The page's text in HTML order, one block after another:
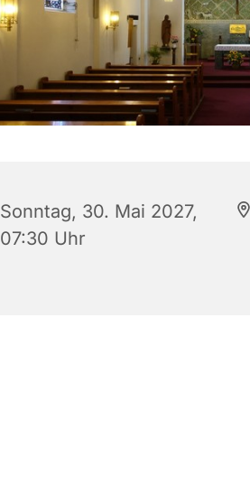
Sonntag, 30. Mai 2027,
07:30 Uhr